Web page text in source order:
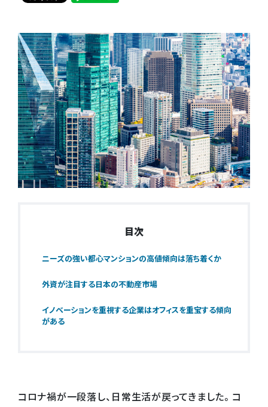
目次
ニーズの強い都心マンションの高値傾向は落ち着くか
外資が注目する日本の不動産市場
イノベーションを重視する企業はオフィスを重宝する傾向
がある
コロナ禍が一段落し、日常生活が戻ってきました。コ